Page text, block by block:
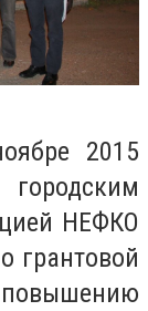
2015
НЕФКО
грантовой